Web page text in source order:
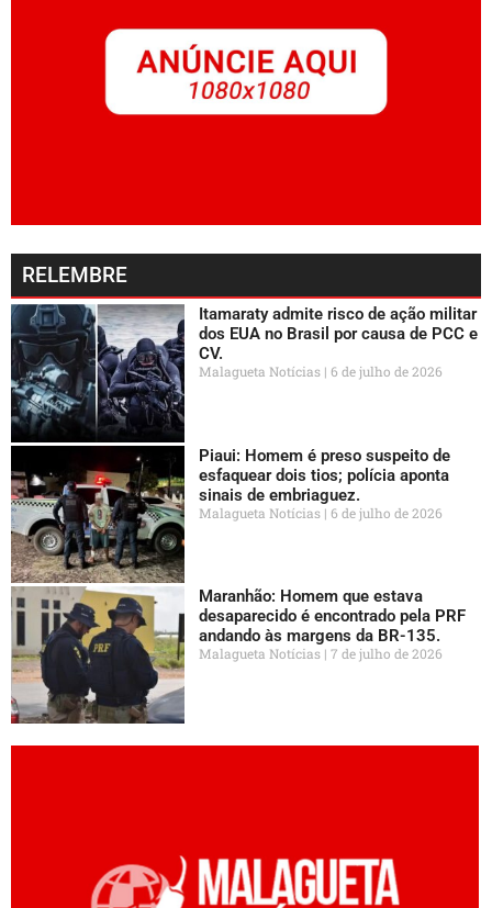
RELEMBRE
Itamaraty admite risco de ação militar
dos EUA no Brasil por causa de PCC e
CV.
Malagueta Notícias 6 de julho de 2026
Piaui: Homem é preso suspeito de
esfaquear dois tios; polícia aponta
sinais de embriaguez.
Malagueta Notícias 6 de julho de 2026
Maranhão: Homem que estava
desaparecido é encontrado pela PRF
andando às margens da BR-135.
Malagueta Notícias 7 de julho de 2026